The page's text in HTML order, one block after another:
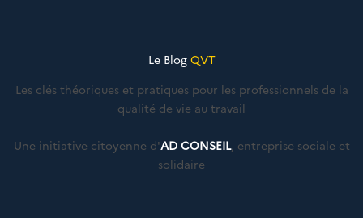
Le Blog QVT
Les clés théoriques et pratiques pour les professionnels de la
qualité de vie au travail
Une initiative citoyenne d'AD CONSEIL, entreprise sociale et
solidaire